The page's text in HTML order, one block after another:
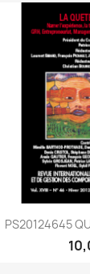

PS20124645